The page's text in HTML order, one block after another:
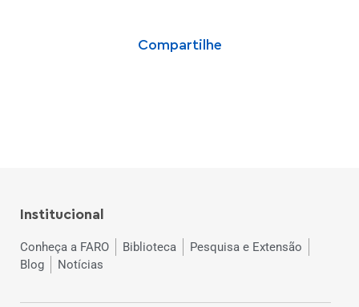
Compartilhe
Institucional
Conheça a FARO Biblioteca
Pesquisa e Extensão
Blog
Notícias